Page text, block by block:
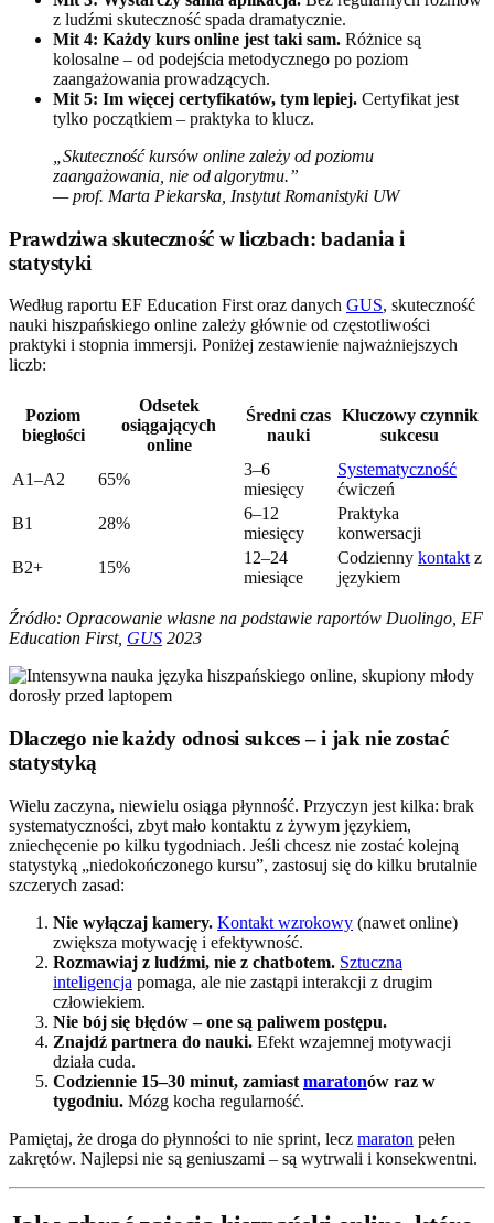
z ludźmi skuteczność spada dramatycznie.
Mit 4: Każdy kurs online jest taki sam. Różnice są
kolosalne – od podejścia metodycznego po poziom
zaangażowania prowadzących.
Mit 5: Im więcej certyfikatów, tym lepiej. Certyfikat jest
tylko początkiem – praktyka to klucz.
„Skuteczność kursów online zależy od poziomu
zaangażowania, nie od algorytmu.”
— prof. Marta Piekarska, Instytut Romanistyki UW
Prawdziwa skuteczność w liczbach: badania i
statystyki
Według raportu EF Education First oraz danych GUS, skuteczność
nauki hiszpańskiego online zależy głównie od częstotliwości
praktyki i stopnia immersji. Poniżej zestawienie najważniejszych
liczb:
Poziom
biegłości
Odsetek
osiągających
online
Średni czas
nauki
Kluczowy czynnik
sukcesu
A1–A2 65%
3–6
miesięcy
Systematyczność
ćwiczeń
B1
28%
6–12
miesięcy
Praktyka
konwersacji
B2+
15%
12–24
miesiące
Codzienny kontakt z
językiem
Źródło: Opracowanie własne na podstawie raportów Duolingo, EF
Education First, GUS 2023
Dlaczego nie każdy odnosi sukces – i jak nie zostać
statystyką
Wielu zaczyna, niewielu osiąga płynność. Przyczyn jest kilka: brak
systematyczności, zbyt mało kontaktu z żywym językiem,
zniechęcenie po kilku tygodniach. Jeśli chcesz nie zostać kolejną
statystyką „niedokończonego kursu”, zastosuj się do kilku brutalnie
szczerych zasad:
Nie wyłączaj kamery. Kontakt wzrokowy (nawet online)
zwiększa motywację i efektywność.
Rozmawiaj z ludźmi, nie z chatbotem. Sztuczna
inteligencja pomaga, ale nie zastąpi interakcji z drugim
człowiekiem.
Nie bój się błędów – one są paliwem postępu.
Znajdź partnera do nauki. Efekt wzajemnej motywacji
działa cuda.
Codziennie 15–30 minut, zamiast maratonów raz w
tygodniu. Mózg kocha regularność.
Pamiętaj, że droga do płynności to nie sprint, lecz maraton pełen
zakrętów. Najlepsi nie są geniuszami – są wytrwali i konsekwentni.